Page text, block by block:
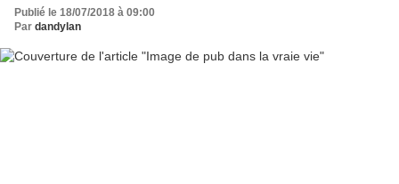
Publié le 18/07/2018 à 09:00
Par dandylan